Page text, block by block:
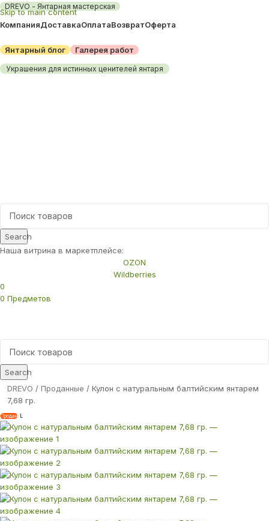
Skip to main content
DREVO - Янтарная мастерская
КомпанияДоставкаОплатаВозвратОферта
Янтарный блог Галерея работ
Украшения для истинных ценителей янтаря
Search
Наша витрина в маркетплейсе:
OZON
Wildberries
0
0 Предметов
Search
DREVO
Проданные
Кулон с натуральным балтийским янтарем
7,68 гр.
Продан L